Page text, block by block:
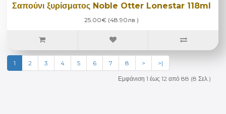
Σαπούνι ξυρίσματος Noble Otter Lonestar 118ml
25.00€ (48.90лв.)
1 2 3 4 5 6 7 8 > >|
Εμφάνιση 1 έως 12 από 88 (8 Σελ.)